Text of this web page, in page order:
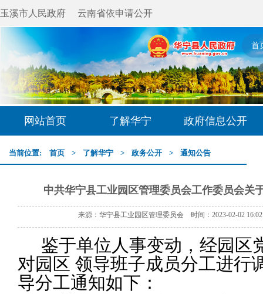
玉溪市人民政府 云南省依申请公开
首
网站首页 了解华宁 政府信息公开
当前位置: 首页 > 了解华宁 > 政务公开 > 通知公告
中共华宁县工业园区管理委员会工作委员会关
来源：华宁县工业园区管理委员会 时间：2023-02-02
鉴于单位人事变动，经园区
对园区 领导班子成员分工进行
导分工通知如下：